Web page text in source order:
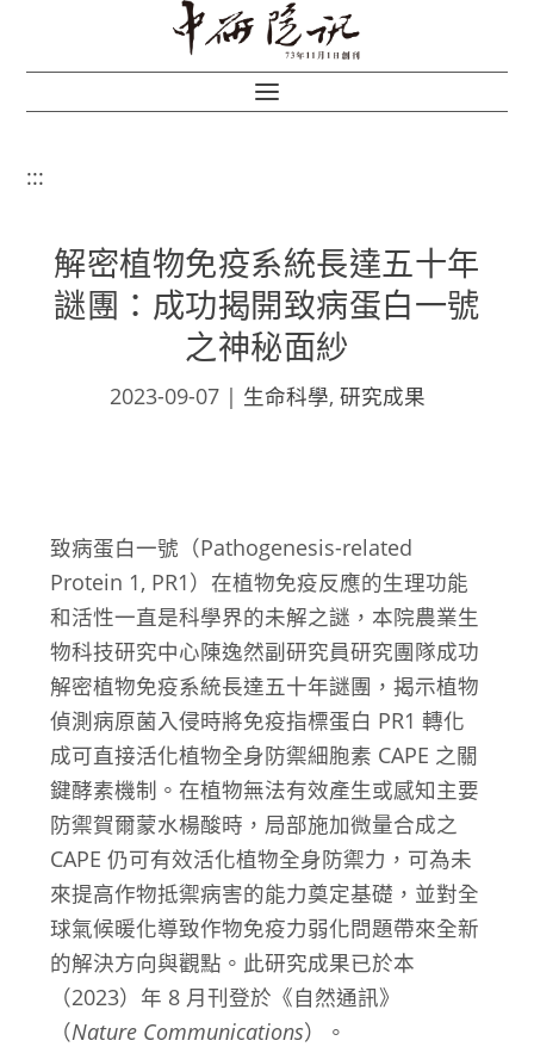
:::
解密植物免疫系統長達五十年
謎團：成功揭開致病蛋白一號
之神秘面紗
2023-09-07| 生命科學, 研究成果
致病蛋白一號（Pathogenesis-related
Protein 1, PR1）在植物免疫反應的生理功能
和活性一直是科學界的未解之謎，本院農業生
物科技研究中心陳逸然副研究員研究團隊成功
解密植物免疫系統長達五十年謎團，揭示植物
偵測病原菌入侵時將免疫指標蛋白 PR1 轉化
成可直接活化植物全身防禦細胞素 CAPE 之關
鍵酵素機制。在植物無法有效產生或感知主要
防禦賀爾蒙水楊酸時，局部施加微量合成之
CAPE 仍可有效活化植物全身防禦力，可為未
來提高作物抵禦病害的能力奠定基礎，並對全
球氣候暖化導致作物免疫力弱化問題帶來全新
的解決方向與觀點。此研究成果已於本
（2023）年 8 月刊登於《自然通訊》
（Nature Communications）。